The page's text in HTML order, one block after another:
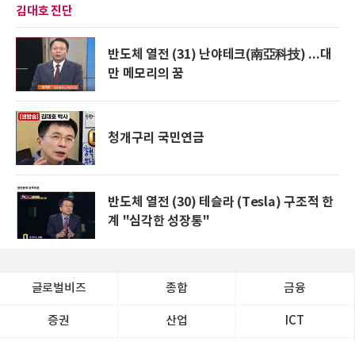
김대호 진단
반도체 열전 (31) 난야테크(南亞科技) ...대
만 메모리의 꿈
청개구리 국민연금
반도체 열전 (30) 테슬라 (Tesla) 구조적 한
계 "심각한 성장통"
글로벌비즈 종합 금융
증권 산업 ICT